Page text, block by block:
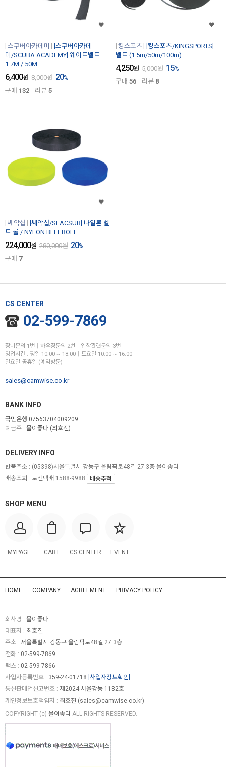
스쿠버아카데미
[스쿠버아카데
미/SCUBA ACADEMY] 웨이트벨트
1.7M / 50M
6,400원 8,000원 20%
구매 132 리뷰 5
킹스포츠
[킹스포츠/KINGSPORTS]
벨트 (1.5m/50m/100m)
4,250원 5,000원 15%
구매 56 리뷰 8
쎄악섭
[쎄악섭/SEACSUB] 나일론 벨
트 롤 / NYLON BELT ROLL
224,000원 280,000원 20%
구매 7
CS CENTER
02-599-7869
장비문의 1번│하우징문의 2번│입찰관련문의 3번
영업시간 : 평일 10:00 ~ 18:00│토요일 10:00 ~ 16:00
일요일 공휴일 (예약방문)
sales@camwise.co.kr
BANK INFO
국민은행 07563704009209
예금주 : 물이좋다 (최호진)
SHOP MENU
MYPAGE CART CS CENTER EVENT
DELIVERY INFO
반품주소 : (05398)서울특별시 강동구 올림픽로48길 27 3층 물이좋다
배송조회 : 로젠택배 1588-9988
배송추적
HOME COMPANY AGREEMENT PRIVACY POLICY
회사명 : 물이좋다
대표자 : 최호진
주소 : 서울특별시 강동구 올림픽로48길 27 3층
전화 : 02-599-7869
팩스 : 02-599-7866
사업자등록번호 : 359-24-01718 [사업자정보확인]
통신판매업신고번호 : 제2024-서울강동-1182호
개인정보보호책임자 : 최호진 (sales@camwise.co.kr)
COPYRIGHT (c) 물이좋다 ALL RIGHTS RESERVED.